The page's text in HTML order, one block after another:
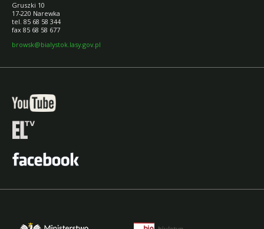
Gruszki 10
17-220 Narewka
tel. 85 68 58 344
fax 85 68 58 677
browsk@bialystok.lasy.gov.pl